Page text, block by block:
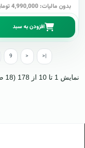
بدون مالیات: 4,990,000 تومان
افزودن به سبد
9 > >|
نمایش 1 تا 10 از 178 (18 صفحه)